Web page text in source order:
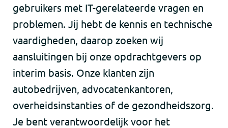
gebruikers met IT-gerelateerde vragen en
problemen. Jij hebt de kennis en technische
vaardigheden, daarop zoeken wij
aansluitingen bij onze opdrachtgevers op
interim basis. Onze klanten zijn
autobedrijven, advocatenkantoren,
overheidsinstanties of de gezondheidszorg.
Je bent verantwoordelijk voor het